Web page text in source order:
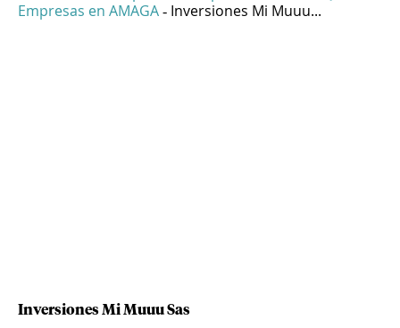
Empresas en AMAGA - Inversiones Mi Muuu...
Inversiones Mi Muuu Sas